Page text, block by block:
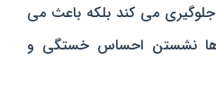
جلوگیری می‌ کند بلکه باعث می‌
نشستن احساس خستگی و